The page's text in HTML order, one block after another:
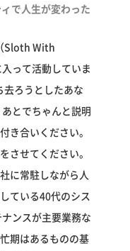
で人生が変わった
Sloth With
って活動していま
去ろうとしたあな
とでちゃんと説明
き合いください。
させてください。
に常駐しながら人
ている40代のシス
ンスが主要業務な
期はあるものの基